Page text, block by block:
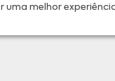
uma melhor